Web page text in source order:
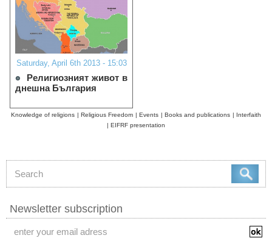
Saturday, April 6th 2013 - 15:03
Религиозният живот в
днешна България
Knowledge of religions | Religious Freedom | Events | Books and publications | Interfaith
| EIFRF presentation
Newsletter subscription